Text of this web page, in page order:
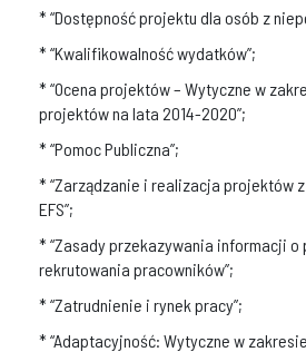
* “Dostępność projektu dla osób z
* “Kwalifikowalność wydatków”;
* “Ocena projektów – Wytyczne w
projektów na lata 2014-2020”;
* “Pomoc Publiczna”;
* “Zarządzanie i realizacja projektów
EFS”;
* “Zasady przekazywania informacji o
rekrutowania pracowników”;
* “Zatrudnienie i rynek pracy”;
* “Adaptacyjność: Wytyczne w